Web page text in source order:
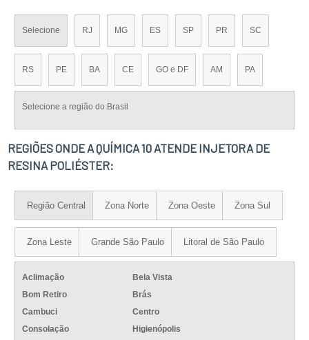
Selecione RJ MG ES SP PR SC
RS PE BA CE GO e DF AM PA
Selecione a região do Brasil
REGIÕES ONDE A QUÍMICA 10 ATENDE INJETORA DE
RESINA POLIÉSTER:
Região Central Zona Norte Zona Oeste Zona Sul
Zona Leste Grande São Paulo Litoral de São Paulo
Aclimação
Bela Vista
Bom Retiro
Brás
Cambuci
Centro
Consolação
Higienópolis